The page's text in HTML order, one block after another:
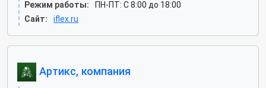
Режим работы:
ПН-ПТ: С 8:00 до 18:00
Сайт:
iflex.ru
Артикс, компания